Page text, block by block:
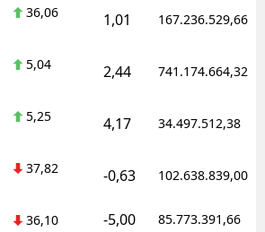
36,06 1,01 167.236.529,66
5,04 2,44 741.174.664,32
5,25 4,17 34.497.512,38
37,82 -0,63 102.638.839,00
36,10 -5,00 85.773.391,66